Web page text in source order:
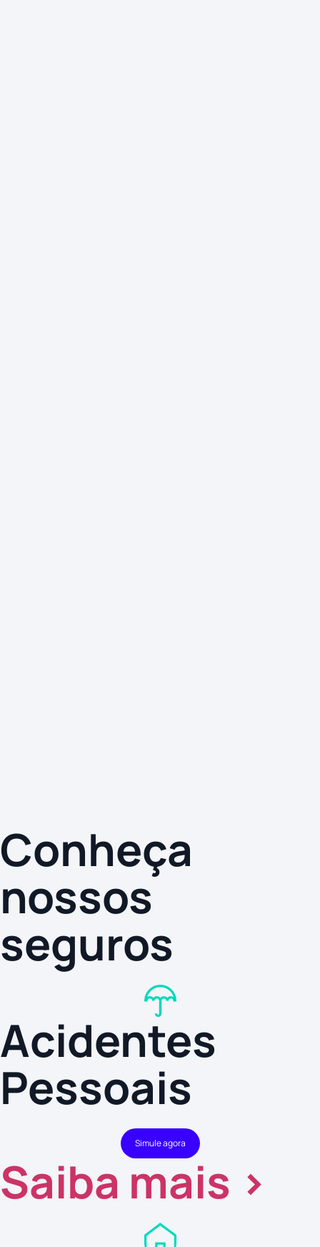
Conheça
nossos
seguros
Acidentes
Pessoais
Simule agora
Saiba mais >